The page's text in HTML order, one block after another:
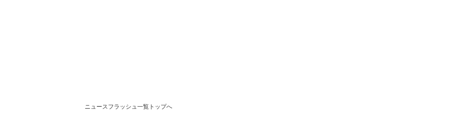
ニュースフラッシュ一覧トップへ